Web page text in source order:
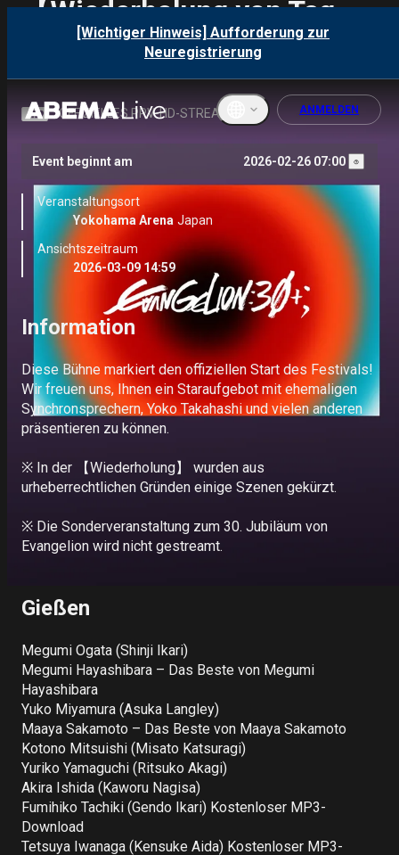
[Wichtiger Hinweis] Aufforderung zur
Neuregistrierung
ภาษาไทย
繁體中文
Français
ANMELDEN
【Wiederholung von Tag
1】OPENING of 30th
ANNIVERSARY
OFFIZIELLES PPV-HD-STREAMING
Event beginnt am 2026-02-26 07:00
Veranstaltungsort
Yokohama Arena Japan
Ansichtszeitraum
2026-03-09 14:59
Information
Diese Bühne markiert den offiziellen Start des Festivals!
Wir freuen uns, Ihnen ein Staraufgebot mit ehemaligen
Synchronsprechern, Yoko Takahashi und vielen anderen
präsentieren zu können.
※ In der 【Wiederholung】 wurden aus
urheberrechtlichen Gründen einige Szenen gekürzt.
※ Die Sonderveranstaltung zum 30. Jubiläum von
Evangelion wird nicht gestreamt.
Gießen
Megumi Ogata (Shinji Ikari)
Megumi Hayashibara – Das Beste von Megumi
Hayashibara
Yuko Miyamura (Asuka Langley)
Maaya Sakamoto – Das Beste von Maaya Sakamoto
Kotono Mitsuishi (Misato Katsuragi)
Yuriko Yamaguchi (Ritsuko Akagi)
Akira Ishida (Kaworu Nagisa)
Fumihiko Tachiki (Gendo Ikari) Kostenloser MP3-
Download
Tetsuya Iwanaga (Kensuke Aida) Kostenloser MP3-